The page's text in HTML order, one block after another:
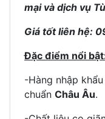
mại và dịch vụ
Giá tốt liên hệ:
Đặc điểm nổi
-Hàng nhập
chuẩn Châu Âu.